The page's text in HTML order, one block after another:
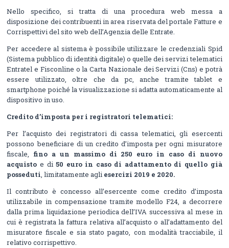
Nello specifico, si tratta di una procedura web messa a
disposizione dei contribuenti in area riservata del portale Fatture e
Corrispettivi del sito web dell’Agenzia delle Entrate.
Per accedere al sistema è possibile utilizzare le credenziali Spid
(Sistema pubblico di identità digitale) o quelle dei servizi telematici
Entratel e Fisconline o la Carta Nazionale dei Servizi (Cns) e potrà
essere utilizzato, oltre che da pc, anche tramite tablet e
smartphone poiché la visualizzazione si adatta automaticamente al
dispositivo in uso.
Credito d’imposta per i registratori telematici:
Per l’acquisto dei registratori di cassa telematici, gli esercenti
possono beneficiare di un credito d’imposta per ogni misuratore
fiscale, fino a un massimo di 250 euro in caso di nuovo
acquisto e di50 euro in caso di adattamento di quello già
posseduti, limitatamente agli esercizi 2019 e 2020.
Il contributo è concesso all’esercente come credito d’imposta
utilizzabile in compensazione tramite modello F24, a decorrere
dalla prima liquidazione periodica dell’IVA successiva al mese in
cui è registrata la fattura relativa all’acquisto o all’adattamento del
misuratore fiscale e sia stato pagato, con modalità tracciabile, il
relativo corrispettivo.